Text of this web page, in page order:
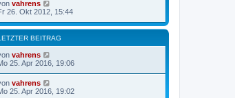
vahrens
26. Okt 2012, 15:44
BEITRAG
vahrens
25. Apr 2016, 19:06
vahrens
25. Apr 2016, 19:02